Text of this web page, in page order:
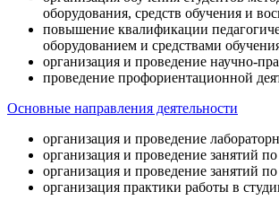
оборудования, средств обучения и
повышение квалификации
оборудованием и средствами
организация и проведение научно-
проведение профориентационной
Основные направления деятельности
организация и проведение
организация и проведение занятий
организация и проведение занятий
организация практики работы в